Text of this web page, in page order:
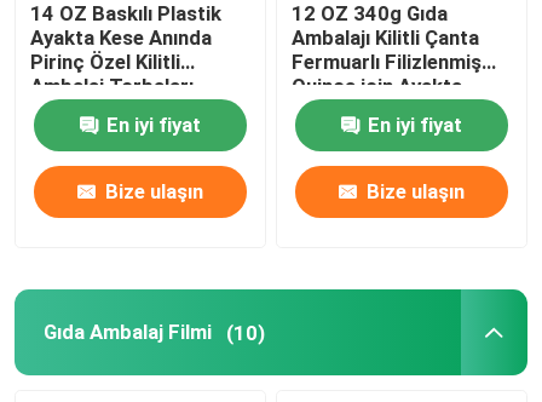
14 OZ Baskılı Plastik
Ayakta Kese Anında
Pirinç Özel Kilitli
Ambalaj Torbaları
En iyi fiyat
Bize ulaşın
12 OZ 340g Gıda
Ambalajı Kilitli Çanta
Fermuarlı Filizlenmiş
Quinoa için Ayakta
Fermuar Kılıfı
En iyi fiyat
Bize ulaşın
Gıda Ambalaj Filmi (10)